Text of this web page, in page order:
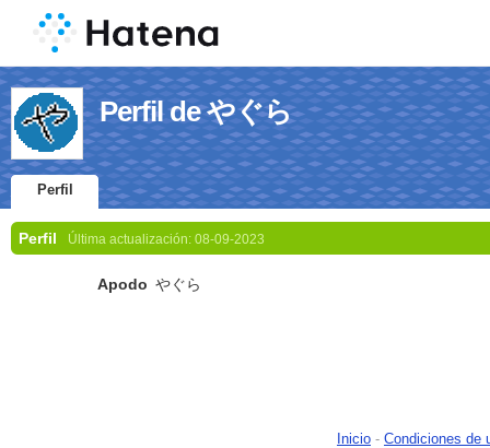
Perfil de やぐら
Perfil
Perfil Última actualización: 08-09-2023
Apodo やぐら
Inicio - Condiciones de